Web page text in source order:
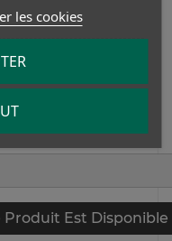
Produit Est Disponible
les cookies